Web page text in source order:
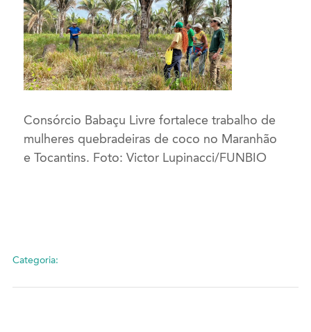
Consórcio Babaçu Livre fortalece trabalho de
mulheres quebradeiras de coco no Maranhão
e Tocantins. Foto: Victor Lupinacci/FUNBIO
Categoria: